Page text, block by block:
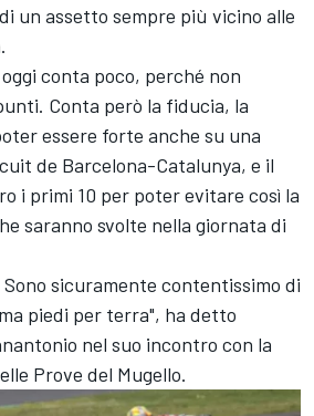
un assetto sempre più vicino alle
conta poco, perché non
Conta però la fiducia, la
essere forte anche su una
de Barcelona-Catalunya, e il
i primi 10 per poter evitare così la
saranno svolte nella giornata di
sicuramente contentissimo di
piedi per terra", ha detto
nel suo incontro con la
Prove del Mugello.